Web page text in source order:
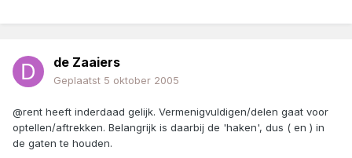
de Zaaiers
Geplaatst 5 oktober 2005
@rent heeft inderdaad gelijk. Vermenigvuldigen/delen gaat voor
optellen/aftrekken. Belangrijk is daarbij de 'haken', dus ( en ) in
de gaten te houden.